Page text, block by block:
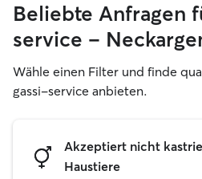
Beliebte Anfragen
service –
Wähle einen Filter und finde
gassi-service anbieten.
Akzeptiert nicht
Haustiere